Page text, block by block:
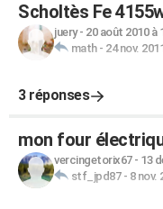
Scholtès Fe
juery- 20 août 2010 à
math- 24 nov.
3 réponses
mon four
vercingetorix67- 13
stf_jpd87- 8 nov.